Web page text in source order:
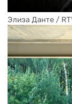
Элиза Данте /